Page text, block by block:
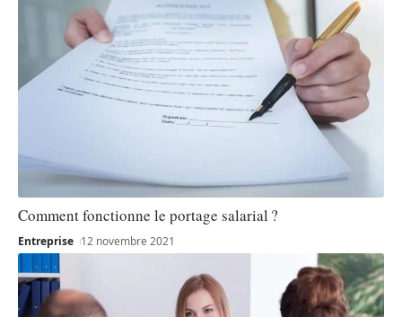
Comment fonctionne le portage salarial ?
Entreprise 12 novembre 2021